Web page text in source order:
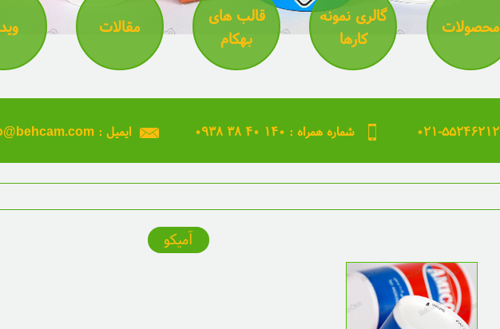
محصولات
گالری نمونه
کارها
قالب های
بهکام
مقالات
۰۹۳۸ ۳۸ ۴۰ ۱۴۰ : شماره همراه info@behcam.com : ایمیل
آمیکو